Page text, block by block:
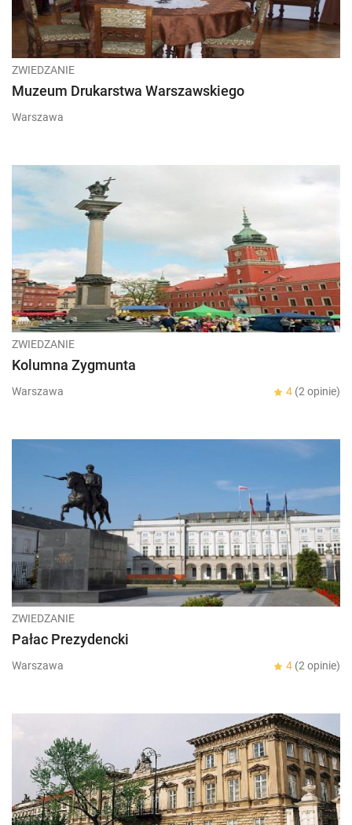
ZWIEDZANIE
Muzeum Drukarstwa Warszawskiego
Warszawa
ZWIEDZANIE
Kolumna Zygmunta
Warszawa 4 (2 opinie)
ZWIEDZANIE
Pałac Prezydencki
Warszawa 4 (2 opinie)